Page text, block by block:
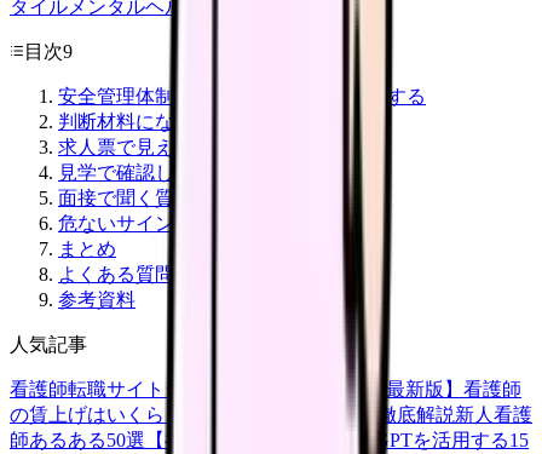
タイル メンタルヘルス
目次9
安全管理体制は、働きやすさにも直結する
判断材料になる一次情報
求人票で見えること・見えないこと
見学で確認したいポイント
面接で聞く質問
危ないサイン
まとめ
よくある質問
参考資料
人気記事
看護師転職サイトランキングTOP5【2026年最新版】 看護師
の賃上げはいくら？2026年度の最新情報を徹底解説新人看護
師あるある50選【共感必至】
看護師がChatGPTを活用する15